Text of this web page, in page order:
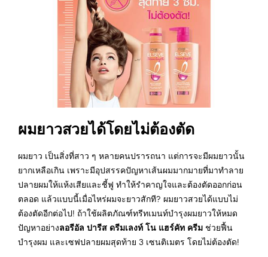
ผมยาวสวยได้โดยไม่ต้องตัด
ผมยาว เป็นสิ่งที่สาว ๆ หลายคนปรารถนา แต่การจะมีผมยาวนั้น
ยากเหลือเกิน เพราะมีอุปสรรคปัญหาเส้นผมมากมายที่มาทำลาย
ปลายผมให้แห้งเสียและชี้ฟู ทำให้รำคาญใจและต้องตัดออกก่อน
ตลอด แล้วแบบนี้เมื่อไหร่ผมจะยาวสักที? ผมยาวสวยได้แบบไม่
ต้องตัดอีกต่อไป! ถ้าใช้ผลิตภัณฑ์ทรีทเมนท์บำรุงผมยาวให้หมด
ปัญหาอย่างลอรีอัล ปารีส ดรีมเลงท์ โน แฮร์คัท ครีม ช่วยฟื้น
บำรุงผม และเซฟปลายผมสุดท้าย 3 เซนติเมตร โดยไม่ต้องตัด!